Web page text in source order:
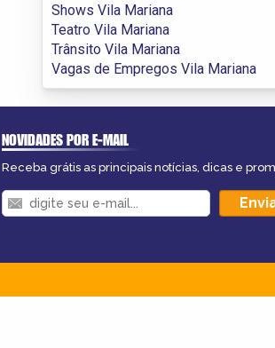
Shows Vila Mariana
Teatro Vila Mariana
Trânsito Vila Mariana
Vagas de Empregos Vila Mariana
NOVIDADES POR E-MAIL
Receba grátis as principais notícias, dicas e